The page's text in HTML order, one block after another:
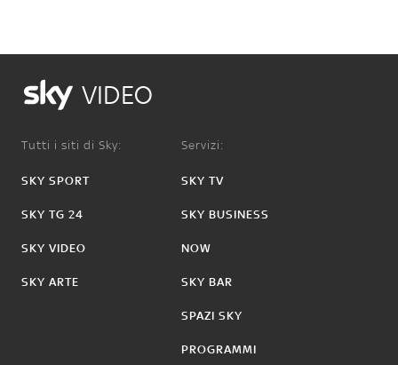
VIDEO
Tutti i siti di Sky:
SKY SPORT
SKY TG 24
SKY VIDEO
SKY ARTE
Servizi:
SKY TV
SKY BUSINESS
NOW
SKY BAR
SPAZI SKY
PROGRAMMI